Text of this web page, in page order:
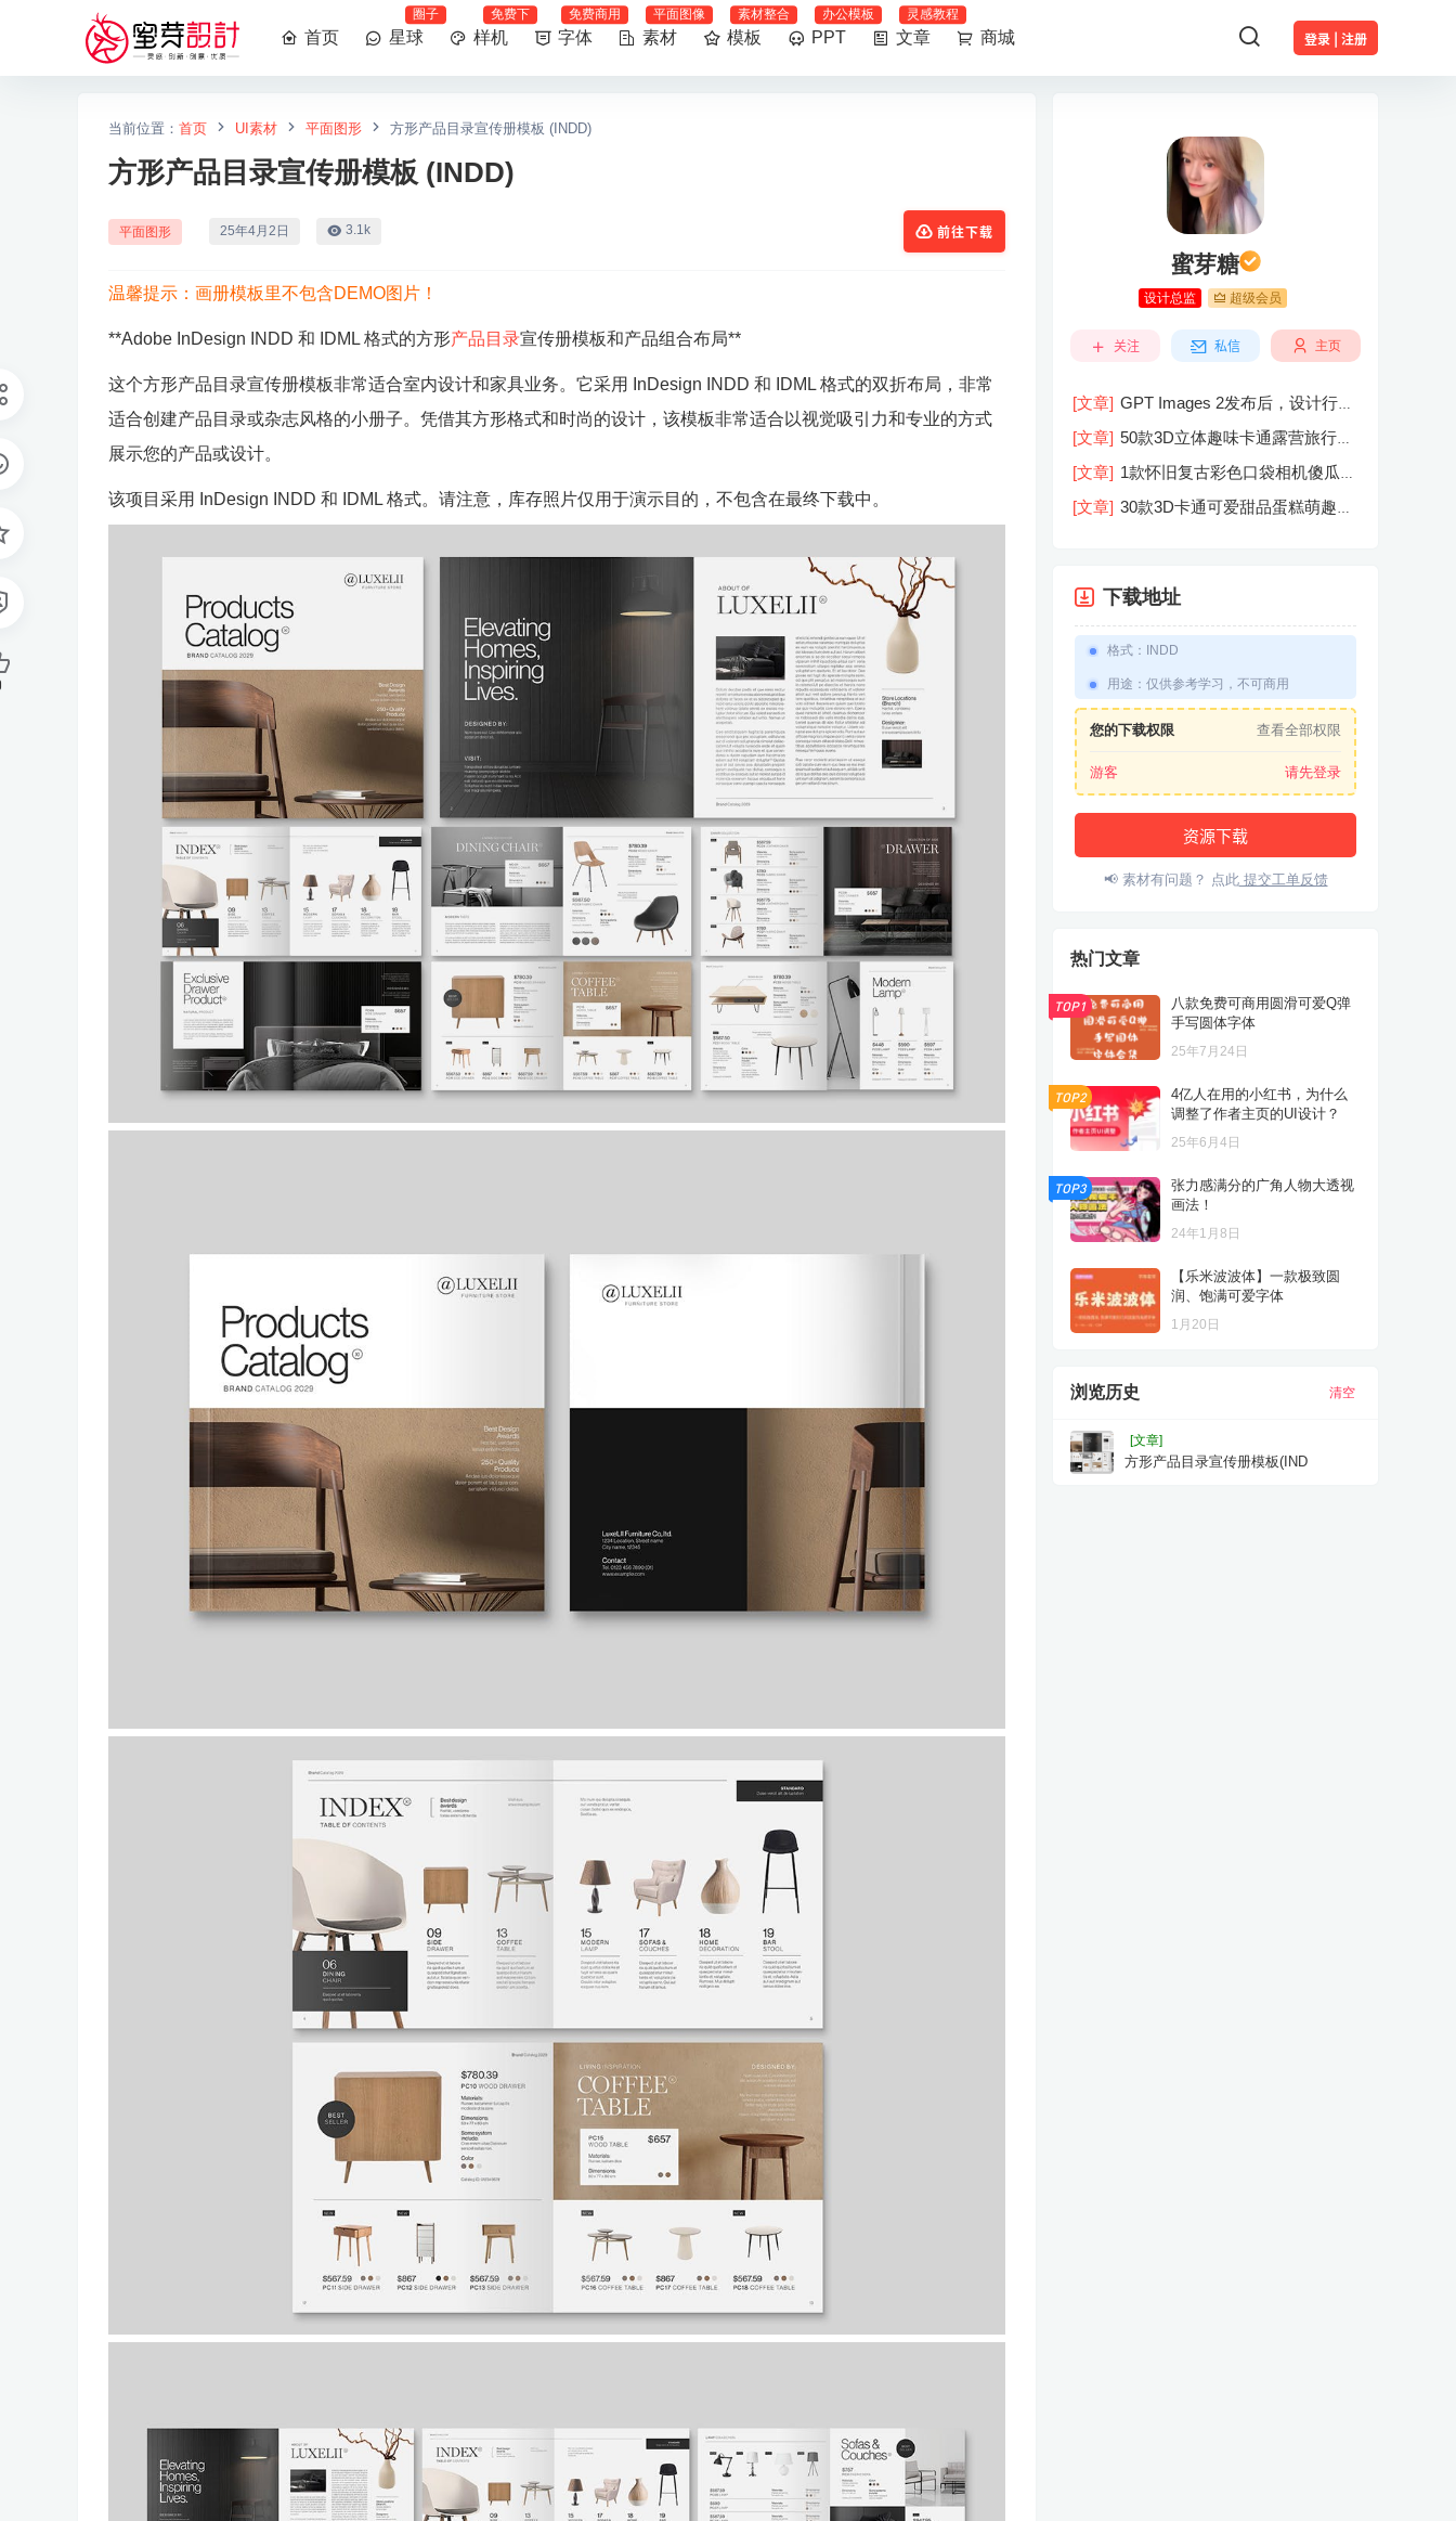
登录 | 注册
首页 星球
圈子
样机
免费下
字体
免费商用
素材
平面图像
模板
素材整合
PPT
办公模板
文章
灵感教程
商城
当前位置： 首页 UI素材 平面图形 方形产品目录宣传册模板 (INDD)
方形产品目录宣传册模板 (INDD)
平面图形 25年4月2日 3.1k 前往下载
温馨提示：画册模板里不包含DEMO图片！
**Adobe InDesign INDD 和 IDML 格式的方形产品目录宣传册模板和产品组合布局**
这个方形产品目录宣传册模板非常适合室内设计和家具业务。它采用 InDesign INDD 和 IDML 格式的双折布局，非常
适合创建产品目录或杂志风格的小册子。凭借其方形格式和时尚的设计，该模板非常适合以视觉吸引力和专业的方式
展示您的产品或设计。
该项目采用 InDesign INDD 和 IDML 格式。请注意，库存照片仅用于演示目的，不包含在最终下载中。
蜜芽糖
设计总监 超级会员
关注 私信 主页
[文章] GPT Images 2发布后，设计行业
的天真的塌了？
[文章] 50款3D立体趣味卡通露营旅行度
假旅游装备插图插画PNG免抠图片素材
图
[文章] 1款怀旧复古彩色口袋相机傻瓜相
机屏幕模型PSD模板样机效果图素材
[文章] 30款3D卡通可爱甜品蛋糕萌趣糕
下载地址
格式 ： INDD
用途 ： 仅供参考学习，不可商用
您的下载权限 查看全部权限
游客 请先登录
资源下载
📢 素材有问题？ 点此提交工单反馈
热门文章
TOP1
八款免费可商用圆滑可爱Q弹
手写圆体字体
25年7月24日
TOP2
4亿人在用的小红书，为什么
调整了作者主页的UI设计？
25年6月4日
TOP3
张力感满分的广角人物大透视
画法！
24年1月8日
【乐米波波体】一款极致圆
润、饱满可爱字体
1月20日
浏览历史 清空
[文章]
方形产品目录宣传册模板(IND